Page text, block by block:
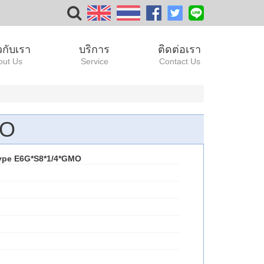
บเรา
Us
บริการ
Service
ติดต่อเรา
Contact Us
E6G*S8*1/4*GMO